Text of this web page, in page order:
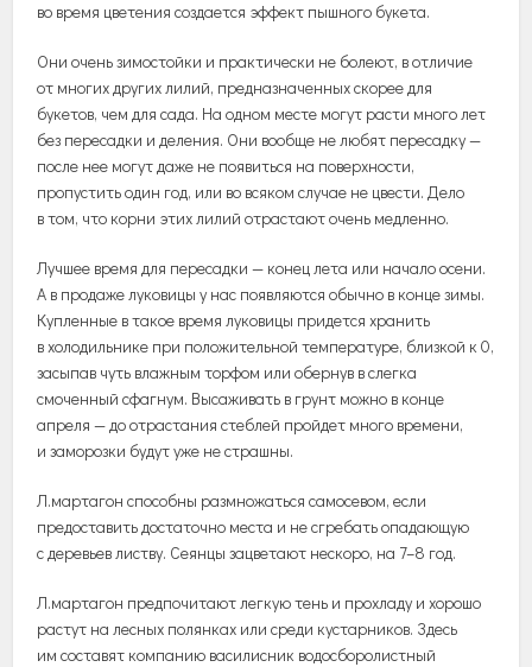
во время цветения создается эффект пышного букета.
Они очень зимостойки и практически не болеют, в отличие
от многих других лилий, предназначенных скорее для
букетов, чем для сада. На одном месте могут расти много лет
без пересадки и деления. Они вообще не любят пересадку —
после нее могут даже не появиться на поверхности,
пропустить один год, или во всяком случае не цвести. Дело
в том, что корни этих лилий отрастают очень медленно.
Лучшее время для пересадки — конец лета или начало осени.
А в продаже луковицы у нас появляются обычно в конце зимы.
Купленные в такое время луковицы придется хранить
в холодильнике при положительной температуре, близкой к 0,
засыпав чуть влажным торфом или обернув в слегка
смоченный сфагнум. Высаживать в грунт можно в конце
апреля — до отрастания стеблей пройдет много времени,
и заморозки будут уже не страшны.
Л.мартагон способны размножаться самосевом, если
предоставить достаточно места и не сгребать опадающую
с деревьев листву. Сеянцы зацветают нескоро, на 7–8 год.
Л.мартагон предпочитают легкую тень и прохладу и хорошо
растут на лесных полянках или среди кустарников. Здесь
им составят компанию василисник водосборолистный